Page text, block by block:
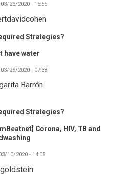
23/2020 - 15:55
Strategies?
have water
25/2020 - 07:38
Barrón
Strategies?
Corona, HIV, TB and
10/2020 - 14:05